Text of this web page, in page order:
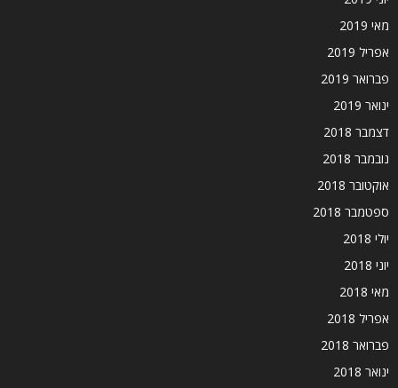
מאי 2019
אפריל 2019
פברואר 2019
ינואר 2019
דצמבר 2018
נובמבר 2018
אוקטובר 2018
ספטמבר 2018
יולי 2018
יוני 2018
מאי 2018
אפריל 2018
פברואר 2018
ינואר 2018